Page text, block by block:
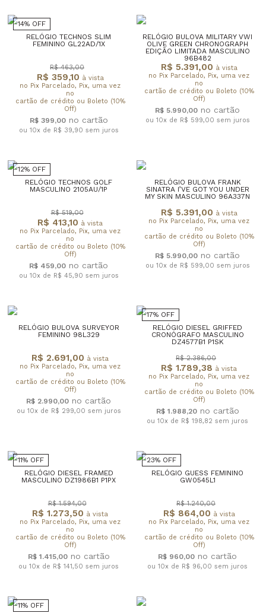
14% OFF
RELÓGIO TECHNOS SLIM
FEMININO GL22AD/1X
R$ 359,10 à vista
no Pix Parcelado, Pix, uma vez
no
cartão de crédito ou Boleto (10%
Off)
R$ 463,00
R$ 399,00
ou 10x de R$ 39,90 sem juros
RELÓGIO BULOVA MILITARY VWI
OLIVE GREEN CHRONOGRAPH
EDIÇÃO LIMITADA MASCULINO
96B482
R$ 5.391,00 à vista
no Pix Parcelado, Pix, uma vez
no
cartão de crédito ou Boleto (10%
Off)
R$ 5.990,00
ou 10x de R$ 599,00 sem juros
12% OFF
RELÓGIO TECHNOS GOLF
MASCULINO 2105AU/1P
R$ 413,10 à vista
no Pix Parcelado, Pix, uma vez
no
cartão de crédito ou Boleto (10%
Off)
R$ 519,00
R$ 459,00
ou 10x de R$ 45,90 sem juros
RELÓGIO BULOVA FRANK
SINATRA I’VE GOT YOU UNDER
MY SKIN MASCULINO 96A337N
R$ 5.391,00 à vista
no Pix Parcelado, Pix, uma vez
no
cartão de crédito ou Boleto (10%
Off)
R$ 5.990,00
ou 10x de R$ 599,00 sem juros
RELÓGIO BULOVA SURVEYOR
FEMININO 98L329
R$ 2.691,00 à vista
no Pix Parcelado, Pix, uma vez
no
cartão de crédito ou Boleto (10%
Off)
R$ 2.990,00
ou 10x de R$ 299,00 sem juros
17% OFF
RELÓGIO DIESEL GRIFFED
CRONÓGRAFO MASCULINO
DZ4577B1 P1SK
R$ 1.789,38 à vista
no Pix Parcelado, Pix, uma vez
no
cartão de crédito ou Boleto (10%
Off)
R$ 2.386,00
R$ 1.988,20
ou 10x de R$ 198,82 sem juros
11% OFF
RELÓGIO DIESEL FRAMED
MASCULINO DZ1986B1 P1PX
R$ 1.273,50 à vista
no Pix Parcelado, Pix, uma vez
no
cartão de crédito ou Boleto (10%
Off)
R$ 1.594,00
R$ 1.415,00
ou 10x de R$ 141,50 sem juros
23% OFF
RELÓGIO GUESS FEMININO
GW0545L1
R$ 864,00 à vista
no Pix Parcelado, Pix, uma vez
no
cartão de crédito ou Boleto (10%
Off)
R$ 1.240,00
R$ 960,00
ou 10x de R$ 96,00 sem juros
11% OFF